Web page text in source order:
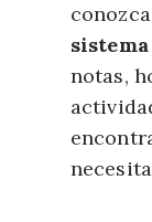
notas,